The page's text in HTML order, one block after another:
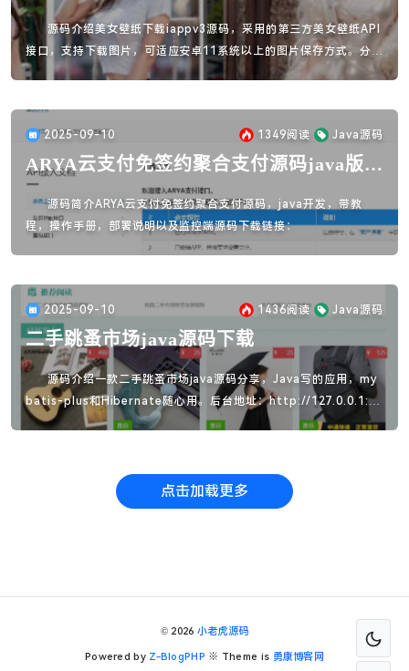
源码介绍美女壁纸下载iappv3源码，采用的第三方美女壁纸API
接口，支持下载图片，可适应安卓11系统以上的图片保存方式。分享
给各位借鉴代码的构思，也可以说是v7列表的使用方法吧。
2025-09-10 1349阅读 Java源码
ARYA云支付免签约聚合支付源码java版
V1.1
源码简介ARYA云支付免签约聚合支付源码，java开发，带教
程，操作手册，部署说明以及监控端源码下载链接：
2025-09-10 1436阅读 Java源码
二手跳蚤市场java源码下载
源码介绍一款二手跳蚤市场java源码分享，Java写的应用，my
batis-plus和Hibernate随心用。后台地址：http://127.0.0.1:8
081/home/index/index账号密码:admin/123456前台地址：htt
点击加载更多
© 2026 小老虎源码
Powered by Z-BlogPHP ※ Theme is 勇康博客网